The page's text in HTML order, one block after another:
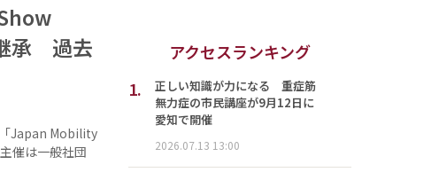
承 過去
Japan Mobility
催は一般社団
アクセスランキング
1.
正しい知識が力になる 重症筋
無力症の市民講座が9月12日に
愛知で開催
2026.07.13 13:00